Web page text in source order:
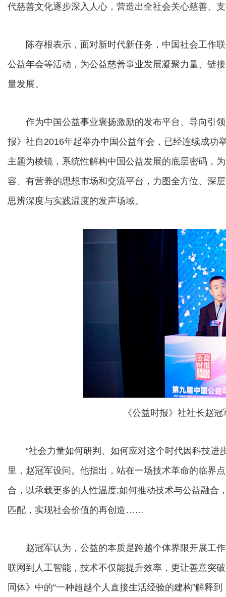
代慈善文化逐步深入人心，营造出全社会关心慈善、
陈存根表示，面对新时代新任务，中国社会工作联
公益年会等活动，为公益慈善事业发展凝聚力量、链
量发展。
作为中国公益事业褒扬激励的发布平台、导向引领
报》社自2016年起举办中国公益年会，已经连续成功
主题为棱镜，系统性解构中国公益发展的底层密码，
容、有营养的思想市场和交流平台，力图全方位、深
思辨深度与实践温度的发声场域。
《公益时报》社社长赵
“社会力量如何研判、如何应对这个时代因科技进
里，赵冠军设问。他指出，站在一场技术革命的临界
合，以承载更多的人性温度;如何推动技术与公益融合
匹配，实现社会价值的再创造……
赵冠军认为，公益的本质是跨越个体界限开展工作
联网到人工智能，技术不仅能提升效率，更让善意突
同体》中的“一种超越个人直接生活经验的建构”解释